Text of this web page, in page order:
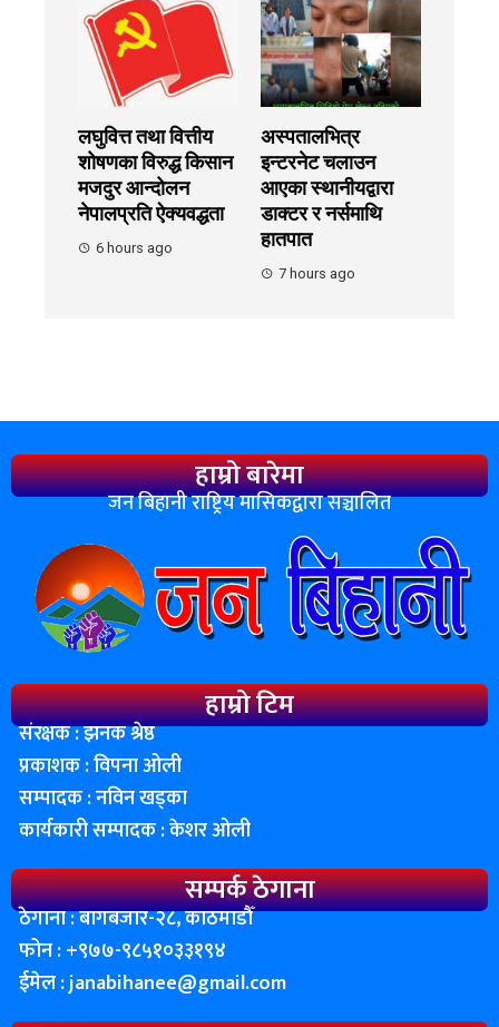
लघुवित्त तथा वित्तीय
शोषणका विरुद्ध किसान
मजदुर आन्दोलन
नेपालप्रति ऐक्यवद्धता
6 hours ago
अस्पतालभित्र
इन्टरनेट चलाउन
आएका स्थानीयद्वारा
डाक्टर र नर्समाथि
हातपात
7 hours ago
हाम्रो बारेमा
जन बिहानी राष्ट्रिय मासिकद्वारा सञ्चालित
हाम्रो टिम
संरक्षक : झनक श्रेष्ठ
प्रकाशक : विपना ओली
सम्पादक : नविन खड्का
कार्यकारी सम्पादक : केशर ओली
सम्पर्क ठेगाना
ठेगाना : बागबजार-२८, काठमाडाैँ
फोन : ‌+९७७-९८५१०३३१९४
ईमेल :janabihanee@gmail.com